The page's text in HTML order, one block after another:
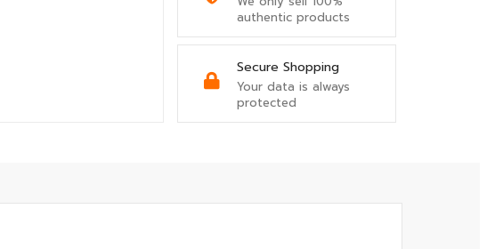
authentic products
Secure Shopping
Your data is always
protected